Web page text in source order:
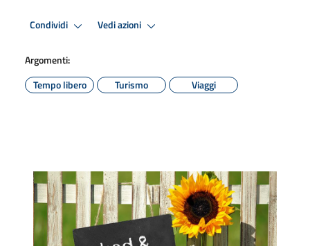
Condividi Vedi azioni
Argomenti:
Tempo libero
Turismo Viaggi